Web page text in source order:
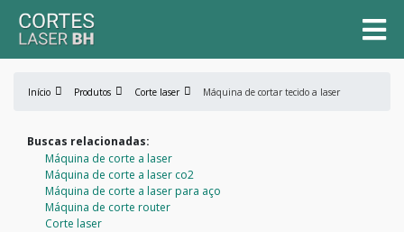
Início Produtos Corte laser Máquina de cortar tecido a laser
Buscas relacionadas:
Máquina de corte a laser
Máquina de corte a laser co2
Máquina de corte a laser para aço
Máquina de corte router
Corte laser